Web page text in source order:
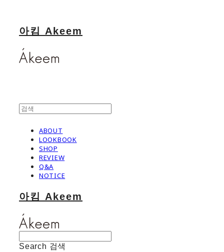
아킴 Akeem
ABOUT
LOOKBOOK
SHOP
REVIEW
Q&A
NOTICE
아킴 Akeem
Search 검색